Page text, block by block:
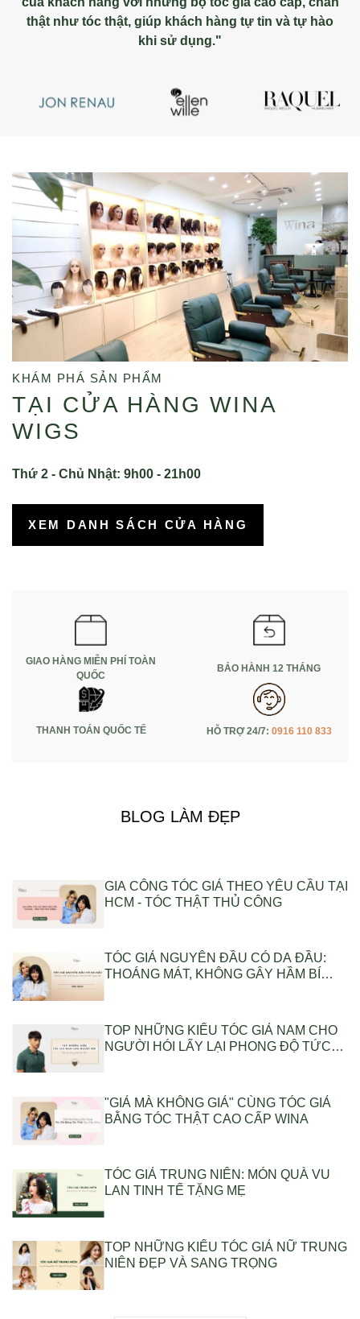
thật như tóc thật, giúp khách hàng tự tin và tự hào
khi sử dụng."
KHÁM PHÁ SẢN PHẨM
TẠI CỬA HÀNG WINA
WIGS
Thứ 2 - Chủ Nhật: 9h00 - 21h00
XEM DANH SÁCH CỬA HÀNG
GIAO HÀNG MIỄN PHÍ TOÀN
QUỐC
BẢO HÀNH 12 THÁNG
THANH TOÁN QUỐC TẾ HỖ TRỢ 24/7: 0916 110 833
BLOG LÀM ĐẸP
GIA CÔNG TÓC GIẢ THEO YÊU CẦU TẠI
HCM - TÓC THẬT THỦ CÔNG
TÓC GIẢ NGUYÊN ĐẦU CÓ DA ĐẦU:
THOÁNG MÁT, KHÔNG GÂY HẦM BÍ
TOP NHỮNG KIỂU TÓC GIẢ NAM CHO
NGƯỜI HÓI LẤY LẠI PHONG ĐỘ TỨC
"GIẢ MÀ KHÔNG GIẢ" CÙNG TÓC GIẢ
BẰNG TÓC THẬT CAO CẤP WINA
TÓC GIẢ TRUNG NIÊN: MÓN QUÀ VU
LAN TINH TẾ TẶNG MẸ
TOP NHỮNG KIỂU TÓC GIẢ NỮ TRUNG
NIÊN ĐẸP VÀ SANG TRỌNG